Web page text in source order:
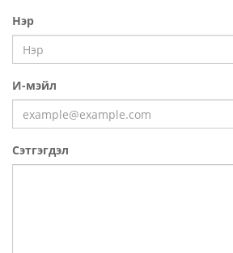
Нэр
И-мэйл
Сэтгэгдэл